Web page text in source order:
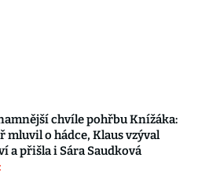
chvíle pohřbu Knížáka:
mluvil o hádce, Klaus vzýval
a přišla i Sára Saudková